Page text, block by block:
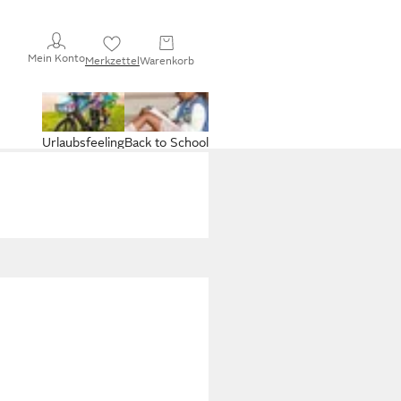
Mein KontoMerkzettelWarenkorb
Back to School
Urlaubsfeeling